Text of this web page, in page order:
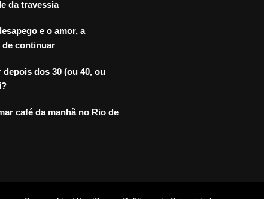
da travessia
e o amor, a
de continuar
depois dos 30 (ou 40, ou
café da manhã no Rio de